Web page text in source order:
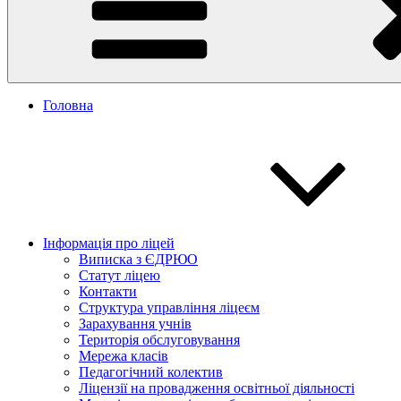
Головна
Інформація про ліцей
Виписка з ЄДРЮО
Статут ліцею
Контакти
Структура управління ліцеєм
Зарахування учнів
Територія обслуговування
Мережа класів
Педагогічний колектив
Ліцензії на провадження освітньої діяльності